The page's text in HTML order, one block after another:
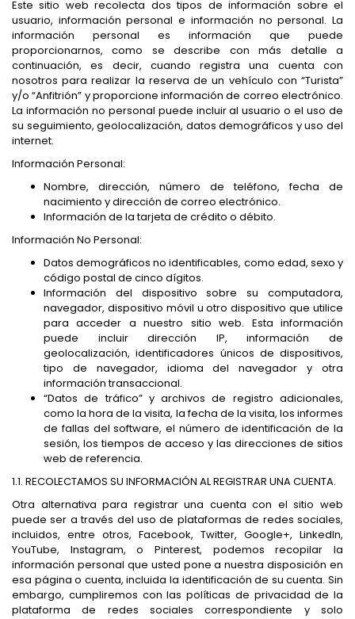
Este sitio web recolecta dos tipos de información sobre el
usuario, información personal e información no personal. La
información personal es información que puede
proporcionarnos, como se describe con más detalle a
continuación, es decir, cuando registra una cuenta con
nosotros para realizar la reserva de un vehículo con “Turista”
y/o “Anfitrión” y proporcione información de correo electrónico.
La información no personal puede incluir al usuario o el uso de
su seguimiento, geolocalización, datos demográficos y uso del
internet.
Información Personal:
Nombre, dirección, número de teléfono, fecha de
nacimiento y dirección de correo electrónico.
Información de la tarjeta de crédito o débito.
Información No Personal:
Datos demográficos no identificables, como edad, sexo y
código postal de cinco dígitos.
Información del dispositivo sobre su computadora,
navegador, dispositivo móvil u otro dispositivo que utilice
para acceder a nuestro sitio web. Esta información
puede incluir dirección IP, información de
geolocalización, identificadores únicos de dispositivos,
tipo de navegador, idioma del navegador y otra
información transaccional.
“Datos de tráfico” y archivos de registro adicionales,
como la hora de la visita, la fecha de la visita, los informes
de fallas del software, el número de identificación de la
sesión, los tiempos de acceso y las direcciones de sitios
web de referencia.
1.1. RECOLECTAMOS SU INFORMACIÓN AL REGISTRAR UNA CUENTA.
Otra alternativa para registrar una cuenta con el sitio web
puede ser a través del uso de plataformas de redes sociales,
incluidos, entre otros, Facebook, Twitter, Google+, LinkedIn,
YouTube, Instagram, o Pinterest, podemos recopilar la
información personal que usted pone a nuestra disposición en
esa página o cuenta, incluida la identificación de su cuenta. Sin
embargo, cumpliremos con las políticas de privacidad de la
plataforma de redes sociales correspondiente y solo